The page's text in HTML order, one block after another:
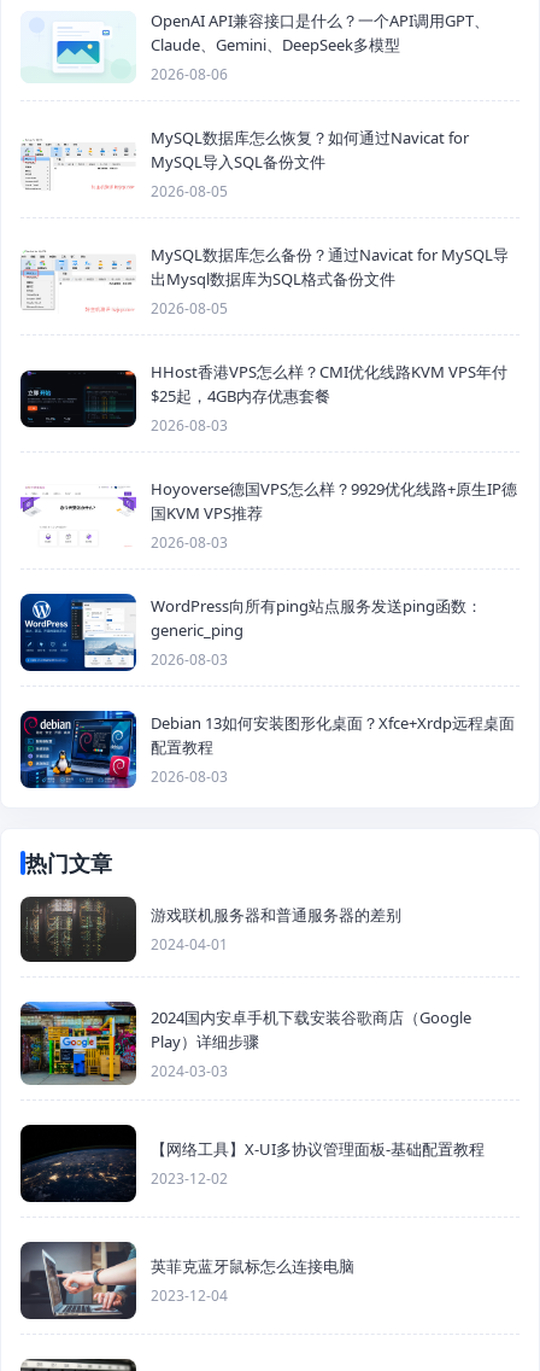
OpenAI API兼容接口是什么？一个API调用GPT、
Claude、Gemini、DeepSeek多模型
2026-08-06
MySQL数据库怎么恢复？如何通过Navicat for
MySQL导入SQL备份文件
2026-08-05
MySQL数据库怎么备份？通过Navicat for MySQL导
出Mysql数据库为SQL格式备份文件
2026-08-05
HHost香港VPS怎么样？CMI优化线路KVM VPS年付
$25起，4GB内存优惠套餐
2026-08-03
Hoyoverse德国VPS怎么样？9929优化线路+原生IP德
国KVM VPS推荐
2026-08-03
WordPress向所有ping站点服务发送ping函数：
generic_ping
2026-08-03
Debian 13如何安装图形化桌面？Xfce+Xrdp远程桌面
配置教程
2026-08-03
热门文章
游戏联机服务器和普通服务器的差别
2024-04-01
2024国内安卓手机下载安装谷歌商店（Google
Play）详细步骤
2024-03-03
【网络工具】X-UI多协议管理面板-基础配置教程
2023-12-02
英菲克蓝牙鼠标怎么连接电脑
2023-12-04